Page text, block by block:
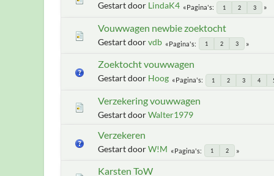
Gestart door LindaK4 Pagina's 1 2 3
Vouwwagen newbie zoektocht
Gestart doorvdb Pagina's 1 2 3
Zoektocht vouwwagen
Gestart door Hoog Pagina's 1 2 3 4
Verzekering vouwwagen
Gestart doorWalter1979
Verzekeren
Gestart doorW!M Pagina's 1 2
Karsten ToW